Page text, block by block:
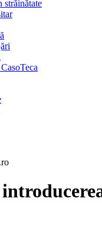
străinătate